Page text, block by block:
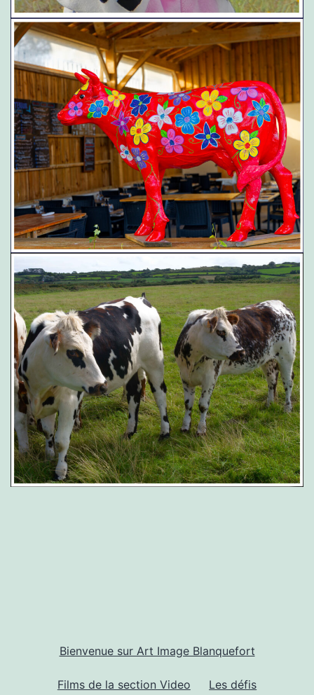
Bienvenue sur Art Image Blanquefort
Films de la section Video Les défis